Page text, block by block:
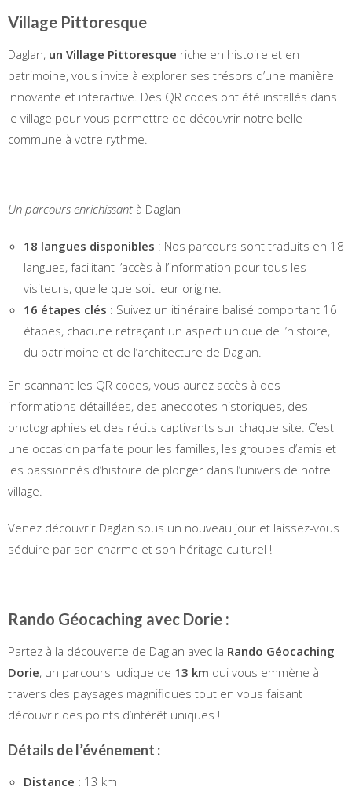
Village Pittoresque
Daglan, un Village Pittoresque riche en histoire et en
patrimoine, vous invite à explorer ses trésors d’une manière
innovante et interactive. Des QR codes ont été installés dans
le village pour vous permettre de découvrir notre belle
commune à votre rythme.
Un parcours enrichissant à Daglan
18 langues disponibles : Nos parcours sont traduits en 18
langues, facilitant l’accès à l’information pour tous les
visiteurs, quelle que soit leur origine.
16 étapes clés : Suivez un itinéraire balisé comportant 16
étapes, chacune retraçant un aspect unique de l’histoire,
du patrimoine et de l’architecture de Daglan.
En scannant les QR codes, vous aurez accès à des
informations détaillées, des anecdotes historiques, des
photographies et des récits captivants sur chaque site. C’est
une occasion parfaite pour les familles, les groupes d’amis et
les passionnés d’histoire de plonger dans l’univers de notre
village.
Venez découvrir Daglan sous un nouveau jour et laissez-vous
séduire par son charme et son héritage culturel !
Rando Géocaching avec Dorie :
Partez à la découverte de Daglan avec la Rando Géocaching
Dorie, un parcours ludique de 13 km qui vous emmène à
travers des paysages magnifiques tout en vous faisant
découvrir des points d’intérêt uniques !
Détails de l’événement :
Distance : 13 km